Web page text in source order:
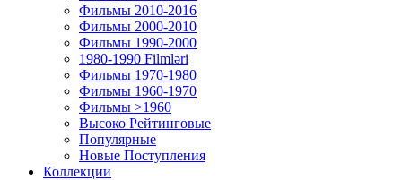
Фильмы 2010-2016
Фильмы 2000-2010
Фильмы 1990-2000
1980-1990 Filmləri
Фильмы 1970-1980
Фильмы 1960-1970
Фильмы >1960
Высоко Рейтинговые
Популярные
Новые Поступления
Коллекции